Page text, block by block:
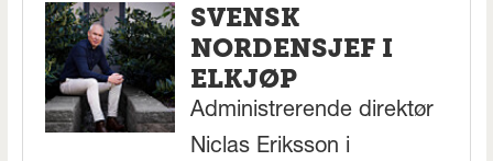
SVENSK
NORDENSJEF I
ELKJØP
Administrerende direktør
Niclas Eriksson i